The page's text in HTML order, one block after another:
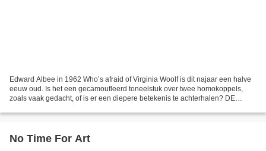
Edward Albee in 1962 Who’s afraid of Virginia Woolf is dit najaar een halve
eeuw oud. Is het een gecamoufleerd toneelstuk over twee homokoppels,
zoals vaak gedacht, of is er een diepere betekenis te achterhalen? DE
No Time For Art